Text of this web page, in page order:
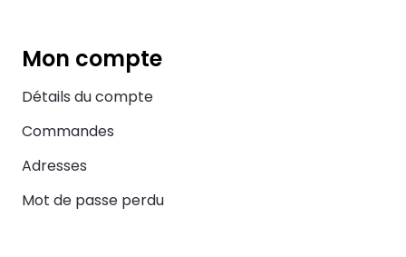
Mon compte
Détails du compte
Commandes
Adresses
Mot de passe perdu